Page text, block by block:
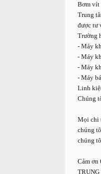
Bơm vít
Trung
được tư
Trường
- Máy
- Máy
- Máy
- Máy
Linh
Chúng
Mọi chi
chúng
chúng
Cảm ơn